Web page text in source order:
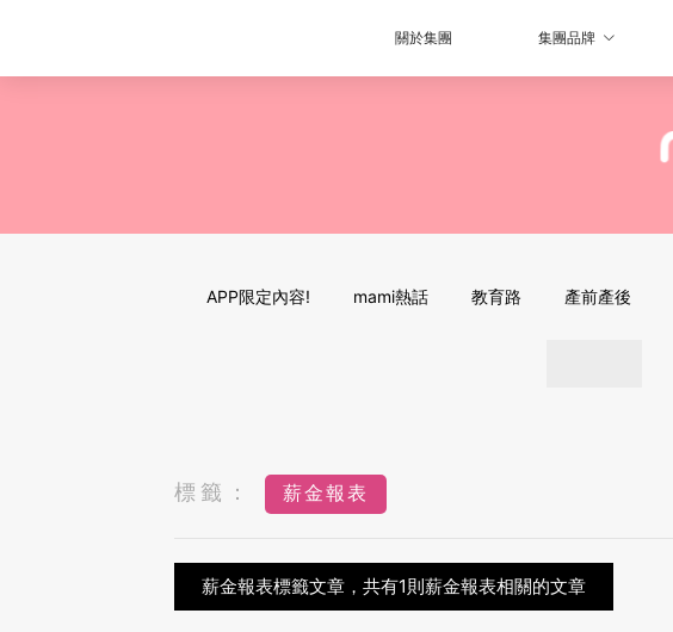
關於集團 集團品牌
APP限定內容! mami熱話 教育路 產前產後
標籤： 薪金報表
薪金報表標籤文章，共有1則薪金報表相關的文章